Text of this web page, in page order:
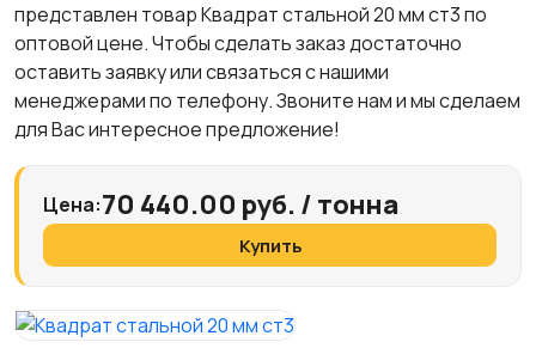
представлен товар Квадрат стальной 20 мм ст3 по
оптовой цене. Чтобы сделать заказ достаточно
оставить заявку или связаться с нашими
менеджерами по телефону. Звоните нам и мы сделаем
для Вас интересное предложение!
Цена:70 440.00 руб. / тонна
Купить